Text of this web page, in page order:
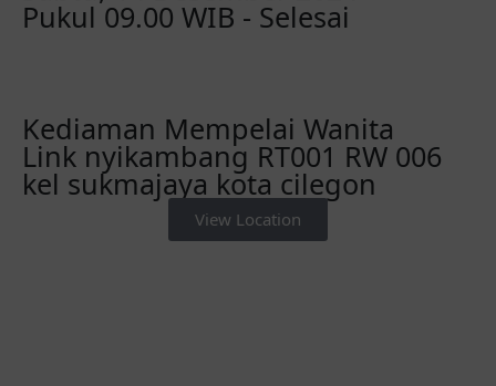
Pukul 09.00 WIB - Selesai
Kediaman Mempelai Wanita
Link nyikambang RT001 RW 006
kel sukmajaya kota cilegon
View Location